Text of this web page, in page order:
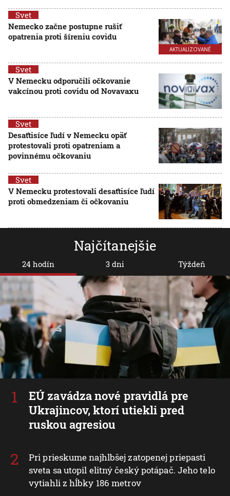
AKTUALIZOVANÉ
Svet
Nemecko začne postupne rušiť
opatrenia proti šíreniu covidu
Svet
V Nemecku odporučili očkovanie
vakcínou proti covidu od Novavaxu
Svet
Desaťtisíce ľudí v Nemecku opäť
protestovali proti opatreniam a
povinnému očkovaniu
Svet
V Nemecku protestovali desaťtisíce ľudí
proti obmedzeniam či očkovaniu
Najčítanejšie
24 hodín
EÚ zavádza nové pravidlá pre
Ukrajincov, ktorí utiekli pred
ruskou agresiou
Pri prieskume najhlbšej zatopenej priepasti
sveta sa utopil elitný český potápač. Jeho telo
vytiahli z hĺbky 186 metrov
3 dni Týždeň